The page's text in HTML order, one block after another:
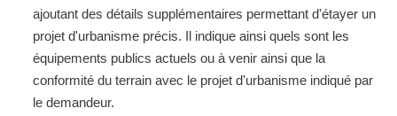
ajoutant des détails supplémentaires permettant d'étayer un
projet d'urbanisme précis. Il indique ainsi quels sont les
équipements publics actuels ou à venir ainsi que la
conformité du terrain avec le projet d'urbanisme indiqué par
le demandeur.